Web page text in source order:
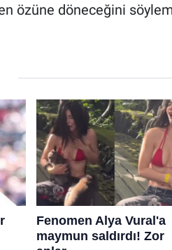
özüne döneceğini